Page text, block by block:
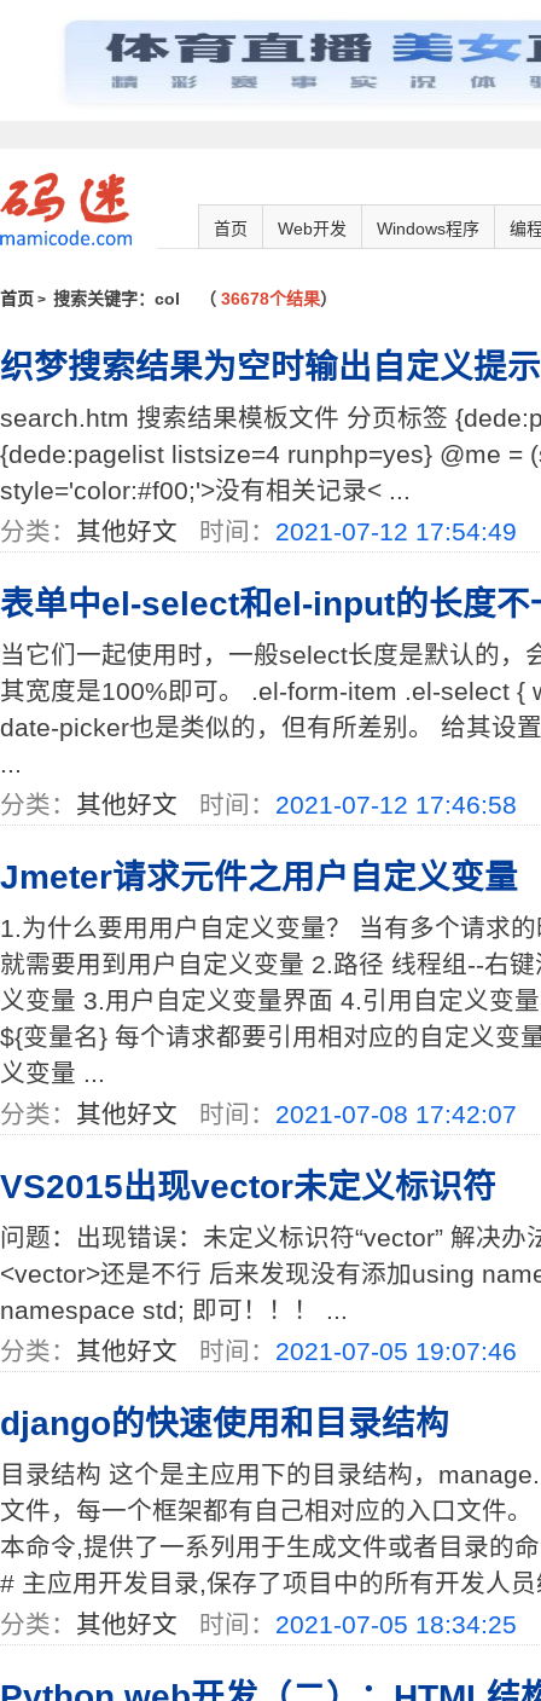
首页 Web开发 Windows程序 编
首页 > 搜索关键字：col （ 36678个结果）
织梦搜索结果为空时输出自定义提
search.htm 搜索结果模板文件 分页标签
{dede:pagelist listsize=4 runphp=yes} @me =
style='color:#f00;'>没有相关记录< ...
分类： 其他好文 时间： 2021-07-12 17:54:49
表单中el-select和el-input的长度不
当它们一起使用时，一般select长度是默认的，
其宽度是100%即可。 .el-form-item .el-select {
date-picker也是类似的，但有所差别。 给其设
...
分类： 其他好文 时间： 2021-07-12 17:46:58
Jmeter请求元件之用户自定义变量
1.为什么要用用户自定义变量？ 当有多个请求
就需要用到用户自定义变量 2.路径 线程组--右
义变量 3.用户自定义变量界面 4.引用自定义变
${变量名} 每个请求都要引用相对应的自定义变
义变量 ...
分类： 其他好文 时间： 2021-07-08 17:42:07
VS2015出现vector未定义标识符
问题：出现错误：未定义标识符“vector” 解决
<vector>还是不行 后来发现没有添加using
namespace std; 即可！！！ ...
分类： 其他好文 时间： 2021-07-05 19:07:46
django的快速使用和目录结构
目录结构 这个是主应用下的目录结构，
文件，每一个框架都有自己相对应的入口文件
本命令,提供了一系列用于生成文件或者目录的
# 主应用开发目录,保存了项目中的所有开发人
分类： 其他好文 时间： 2021-07-05 18:34:25